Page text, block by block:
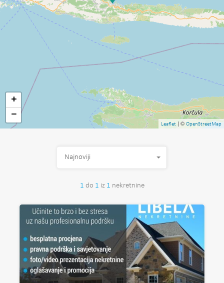
+
−
Leaflet | © OpenStreetMap
1 do 1 iz 1 nekretnine
Najnoviji